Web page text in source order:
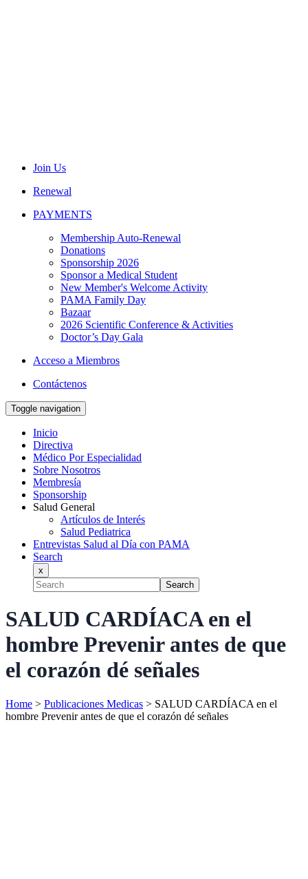
Join Us
Renewal
PAYMENTS
Membership Auto-Renewal
Donations
Sponsorship 2026
Sponsor a Medical Student
New Member's Welcome Activity
PAMA Family Day
Bazaar
2026 Scientific Conference & Activities
Doctor’s Day Gala
Acceso a Miembros
Contáctenos
Toggle navigation
Inicio
Directiva
Médico Por Especialidad
Sobre Nosotros
Membresía
Sponsorship
Salud General
Artículos de Interés
Salud Pediatrica
Entrevistas Salud al Día con PAMA
Search
x
Search
SALUD CARDÍACA en el
hombre Prevenir antes de que
el corazón dé señales
Home > Publicaciones Medicas > SALUD CARDÍACA en el
hombre Prevenir antes de que el corazón dé señales